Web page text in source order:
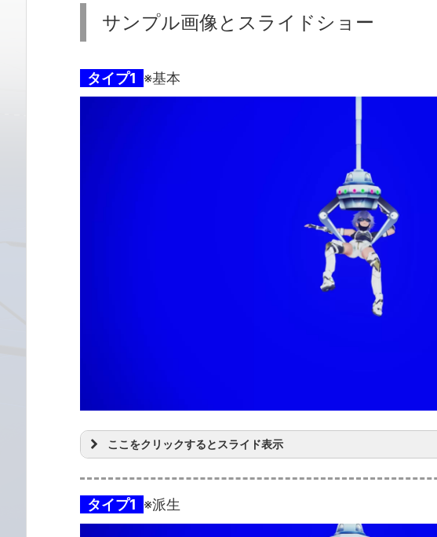
サンプル画像とスライドショー
タイプ1 ※基本
ここをクリックするとスライド表示
タイプ1 ※派生